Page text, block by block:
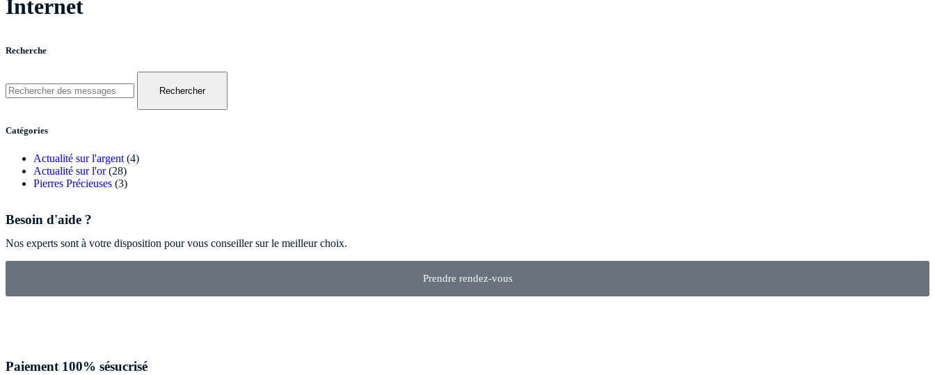
Internet
Recherche
Rechercher
Catégories
Actualité sur l'argent (4)
Actualité sur l'or(28)
Pierres Précieuses (3)
Besoin d'aide ?
Nos experts sont à votre disposition pour vous conseiller sur le meilleur choix.
Prendre rendez-vous
Paiement 100% sésucrisé